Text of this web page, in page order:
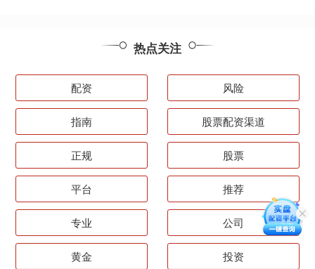
热点关注
配资 风险
指南 股票配资渠道
正规 股票
平台 推荐
专业 公司
黄金 投资